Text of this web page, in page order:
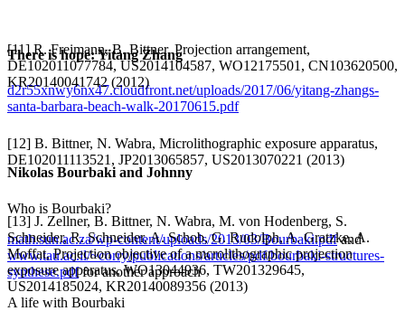
There is hope: Yitang Zhang
d2r55xnwy6nx47.cloudfront.net/uploads/2017/06/yitang-zhangs-
santa-barbara-beach-walk-20170615.pdf
Nikolas Bourbaki and Johnny
Who is Bourbaki?
math.sun.ac.za/wp-content/uploads/2013/03/Bourbaki.pdfand
www.tau.ac.il/~corry/publications/articles/pdf/bourbaki-structures-
synthese.pdffor another approach
A life with Bourbaki
[11] R. Freimann, B. Bittner, Projection arrangement,
DE102011077784, US2014104587, WO12175501, CN103620500,
KR20140041742 (2012)
[12] B. Bittner, N. Wabra, Microlithographic exposure apparatus,
DE102011113521, JP2013065857, US2013070221 (2013)
[13] J. Zellner, B. Bittner, N. Wabra, M. von Hodenberg, S.
Schneider, R. Schneider, A. Schob, G. Rudolph, A. Gratzke, A.
Moffat, Projection objective of a mcrolithographic projection
exposure apparatus, WO13044936, TW201329645,
US2014185024, KR20140089356 (2013)